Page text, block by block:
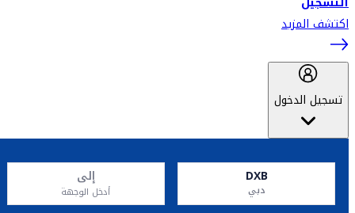
اكتشف المزيد
تسجيل الدخول
DXB
دبي
إلى
أدخل الوجهة